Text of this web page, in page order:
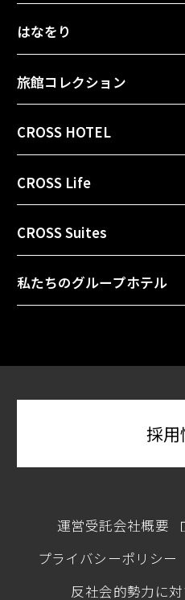
熱海・伊豆山 佳ら久
はなをり
箱根・芦ノ湖 はなをり
旅館コレクション
函館・湯の川温泉 ホテル
CROSS HOTEL
クロスホテル札幌
別ウィ
CROSS Life
クロスライフ博多天神
CROSS Suites
クロススイーツ東京浅草
私たちのグループホテル
ホテル ユニバーサル ポ
ポート ヴィータ別ウィン
採用
運営受託会社概要
プライバシーポリシー
反社会的勢力に